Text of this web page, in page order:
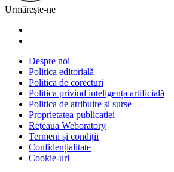
Urmărește-ne
Despre noi
Politica editorială
Politica de corecturi
Politica privind inteligența artificială
Politica de atribuire și surse
Proprietatea publicației
Rețeaua Weboratory
Termeni și condiții
Confidențialitate
Cookie-uri